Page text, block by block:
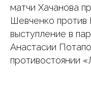
матчи Хачанова
Шевченко против
выступление в
Анастасии
противостоянии